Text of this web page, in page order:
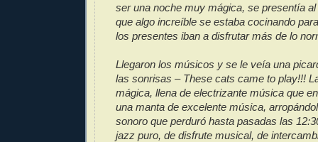
ser una noche muy mágica, se presentía
que algo increíble se estaba cocinando
los presentes iban a disfrutar más de lo
Llegaron los músicos y se le veía una
las sonrisas – These cats came to play!!!
mágica, llena de electrizante música que
una manta de excelente música,
sonoro que perduró hasta pasadas las
jazz puro, de disfrute musical, de